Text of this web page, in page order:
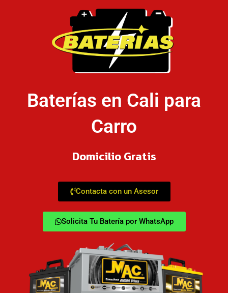
Baterías en Cali para
Carro
Domicilio Gratis
Contacta con un Asesor
Solicita Tu Batería por WhatsApp